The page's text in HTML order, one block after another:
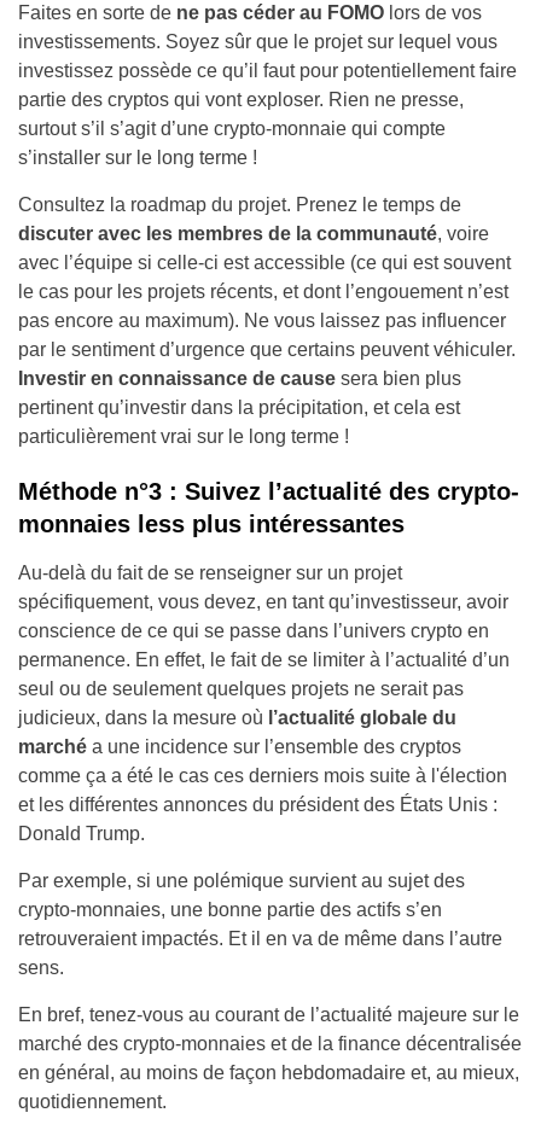
Faites en sorte de ne pas céder au FOMO lors de vos
investissements. Soyez sûr que le projet sur lequel vous
investissez possède ce qu’il faut pour potentiellement faire
partie des cryptos qui vont exploser. Rien ne presse,
surtout s’il s’agit d’une crypto-monnaie qui compte
s’installer sur le long terme !
Consultez la roadmap du projet. Prenez le temps de
discuter avec les membres de la communauté, voire
avec l’équipe si celle-ci est accessible (ce qui est souvent
le cas pour les projets récents, et dont l’engouement n’est
pas encore au maximum). Ne vous laissez pas influencer
par le sentiment d’urgence que certains peuvent véhiculer.
Investir en connaissance de cause sera bien plus
pertinent qu’investir dans la précipitation, et cela est
particulièrement vrai sur le long terme !
Méthode n°3 : Suivez l’actualité des crypto-
monnaies less plus intéressantes
Au-delà du fait de se renseigner sur un projet
spécifiquement, vous devez, en tant qu’investisseur, avoir
conscience de ce qui se passe dans l’univers crypto en
permanence. En effet, le fait de se limiter à l’actualité d’un
seul ou de seulement quelques projets ne serait pas
judicieux, dans la mesure où l’actualité globale du
marché a une incidence sur l’ensemble des cryptos
comme ça a été le cas ces derniers mois suite à l'élection
et les différentes annonces du président des États Unis :
Donald Trump.
Par exemple, si une polémique survient au sujet des
crypto-monnaies, une bonne partie des actifs s’en
retrouveraient impactés. Et il en va de même dans l’autre
sens.
En bref, tenez-vous au courant de l’actualité majeure sur le
marché des crypto-monnaies et de la finance décentralisée
en général , au moins de façon hebdomadaire et, au mieux,
quotidiennement.